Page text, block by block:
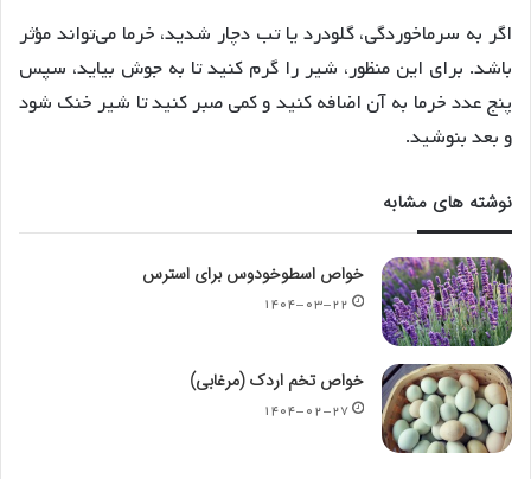
اگر به سرماخوردگی، گلودرد یا تب دچار شدید، خرما می‌تواند مؤثر
باشد. برای این منظور، شیر را گرم کنید تا به جوش بیاید، سپس
پنج عدد خرما به آن اضافه کنید و کمی صبر کنید تا شیر خنک شود
و بعد بنوشید.
نوشته های مشابه
خواص اسطوخودوس برای استرس
۱۴۰۴-۰۳-۲۲
خواص تخم اردک (مرغابی)
۱۴۰۴-۰۲-۲۷